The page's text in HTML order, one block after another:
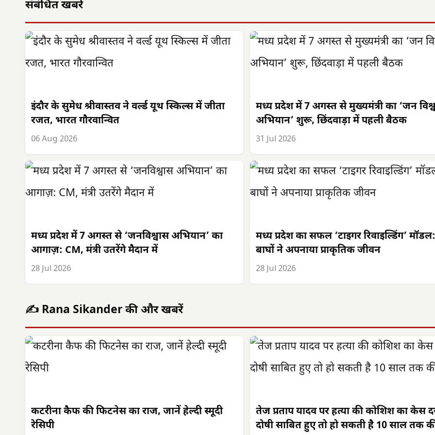
संबंधित खबरें
इंदौर के सुमेध श्रीवास्तव ने वर्ल्ड यूथ स्किल्स में जीता
रजत, भारत गौरवान्वित
06 Aug 2026
मध्य प्रदेश में 7 अगस्त से मुख्यमंत्री का ‘जन
अभियान’ शुरू, छिंदवाड़ा में पहली बैठक
31 Jul 2026
मध्य प्रदेश में 7 अगस्त से ‘जनविश्वास अभियान’ का
आगाज़: CM, मंत्री उतरेंगे मैदान में
28 Jul 2026
मध्य प्रदेश का सफल ‘टाइगर रिवाइल्डिंग’
बाघों ने अपनाया प्राकृतिक जीवन
28 Jul 2026
✍️ Rana Sikander की और खबरें
कटरीना कैफ की फिटनेस का राज, जानें हेल्दी स्मूदी
रेसिपी
तेज प्रताप यादव पर हत्या की कोशिश का केस
दोषी साबित हुए तो हो सकती है 10 साल तक